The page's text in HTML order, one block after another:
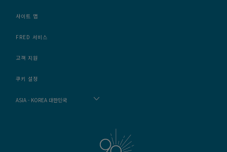
사이트 맵
FRED 서비스
고객 지원
쿠키 설정
ASIA - KOREA 대한민국